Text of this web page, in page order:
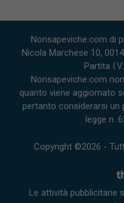
Nonsapeviche.com di
Nicola Marchese 10,
Partita
Nonsapeviche.com
quanto viene aggiornato
pertanto considerarsi un
legge n.
Copyright ©2026 -
Le attività pubblicitarie